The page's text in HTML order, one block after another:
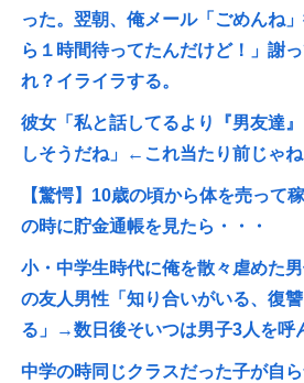
った。翌朝、俺メール「ごめんね
ら１時間待ってたんだけど！」謝
れ？イライラする。
彼女「私と話してるより『男友達
しそうだね」←これ当たり前じゃね
【驚愕】10歳の頃から体を売って
の時に貯金通帳を見たら・・・
小・中学生時代に俺を散々虐めた
の友人男性「知り合いがいる、復
る」→数日後そいつは男子3人を呼
中学の時同じクラスだった子が自